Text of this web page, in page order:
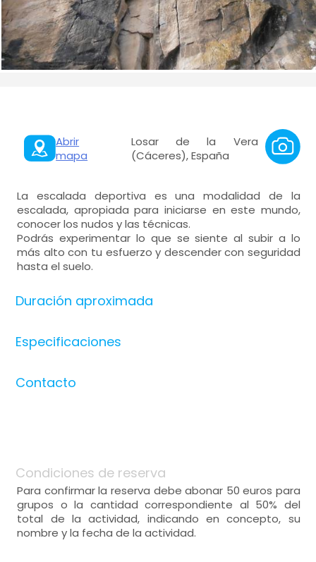
Abrir
mapa
Losar de la Vera
(Cáceres), España
La escalada deportiva es una modalidad de la
escalada, apropiada para iniciarse en este mundo,
conocer los nudos y las técnicas.
Podrás experimentar lo que se siente al subir a lo
más alto con tu esfuerzo y descender con seguridad
hasta el suelo.
Duración aproximada
Especificaciones
Contacto
Condiciones de reserva
Para confirmar la reserva debe abonar 50 euros para
grupos o la cantidad correspondiente al 50% del
total de la actividad, indicando en concepto, su
nombre y la fecha de la actividad.